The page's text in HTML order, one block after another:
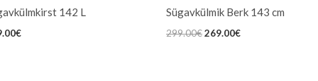
142 L
€
Sügavkülmik Berk 143 cm
299.00€269.00€